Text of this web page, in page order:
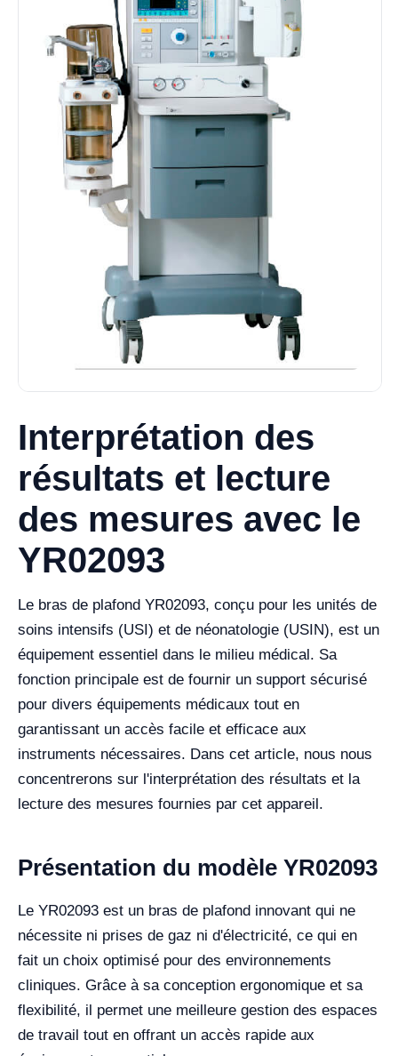
Interprétation des
résultats et lecture
des mesures avec le
YR02093
Le bras de plafond YR02093, conçu pour les unités de
soins intensifs (USI) et de néonatologie (USIN), est un
équipement essentiel dans le milieu médical. Sa
fonction principale est de fournir un support sécurisé
pour divers équipements médicaux tout en
garantissant un accès facile et efficace aux
instruments nécessaires. Dans cet article, nous nous
concentrerons sur l'interprétation des résultats et la
lecture des mesures fournies par cet appareil.
Présentation du modèle YR02093
Le YR02093 est un bras de plafond innovant qui ne
nécessite ni prises de gaz ni d'électricité, ce qui en
fait un choix optimisé pour des environnements
cliniques. Grâce à sa conception ergonomique et sa
flexibilité, il permet une meilleure gestion des espaces
de travail tout en offrant un accès rapide aux